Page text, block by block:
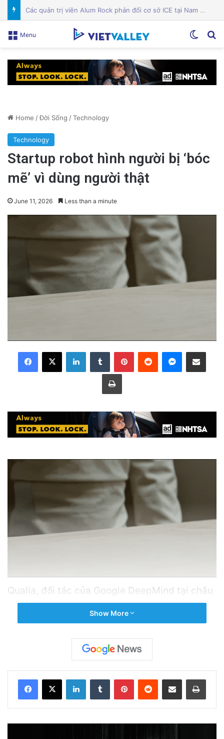
Công an Siết Chặt Quản Lý Người Dùng Mạng Xã Hội: Nhận Diện ‘Phản Động’ Theo Quan Điểm Đảng Cộng Sản Việt Nam
Menu
Home /Đời Sống /Technology
Technology
Startup robot hình người bị ‘bóc
mẽ’ vì dùng người thật
June 11, 2026 Less than a minute
LinkedInTumblr PinterestReddit Messenger
Share via Email
Print
Qualia, đối tác của Google DeepMind tại châu
Âu, bị phát hiện dùng người thật để quảng bá
robot hình người.
Related Articles
Thuyền Kéo Tên Lửa Starship Được Hé Lộ
Qua Ảnh Vệ Tinh!
21 hours ago
Show More
LinkedInTumblr PinterestReddit Share via Email Print